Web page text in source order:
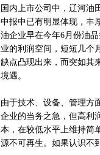
国内上市公司中，辽河油
中报中已有明显体现，丰
油企业早在今年6月份油
业的利润空间，短短几个
缺点凸现出来，而突如其
境遇。
由于技术、设备、管理方
企业的当务之急，但高利
本，在较低水平上维持简
源不可再生。如果认识不